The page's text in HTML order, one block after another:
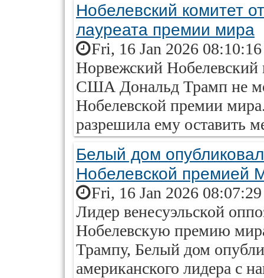
Нобелевский комитет
лауреата премии мира
Fri, 16 Jan 2026
Норвежский Нобелевский
США Дональд Трамп не
Нобелевской премии
разрешила ему оставить
Белый дом
Нобелевской премией
Fri, 16 Jan 2026
Лидер венесуэльской
Нобелевскую премию
Трампу, Белый дом
американского лидера с